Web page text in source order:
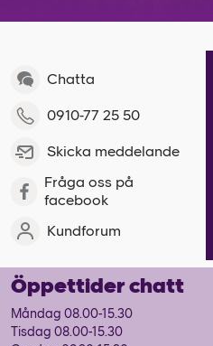
Chatta
0910-77 25 50
Skicka meddelande
Fråga oss på
facebook
Kundforum
Öppettider chatt
Måndag 08.00-15.30
Tisdag 08.00-15.30